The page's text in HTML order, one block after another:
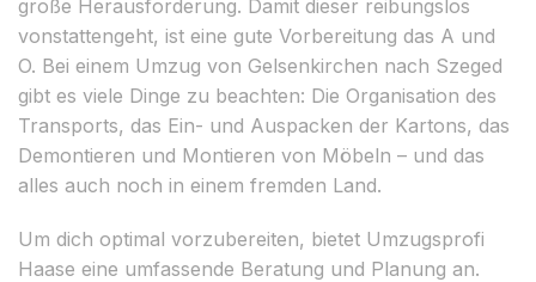
große Herausforderung. Damit dieser reibungslos
vonstattengeht, ist eine gute Vorbereitung das A und
O. Bei einem Umzug von Gelsenkirchen nach Szeged
gibt es viele Dinge zu beachten: Die Organisation des
Transports, das Ein- und Auspacken der Kartons, das
Demontieren und Montieren von Möbeln – und das
alles auch noch in einem fremden Land.
Um dich optimal vorzubereiten, bietet Umzugsprofi
Haase eine umfassende Beratung und Planung an.